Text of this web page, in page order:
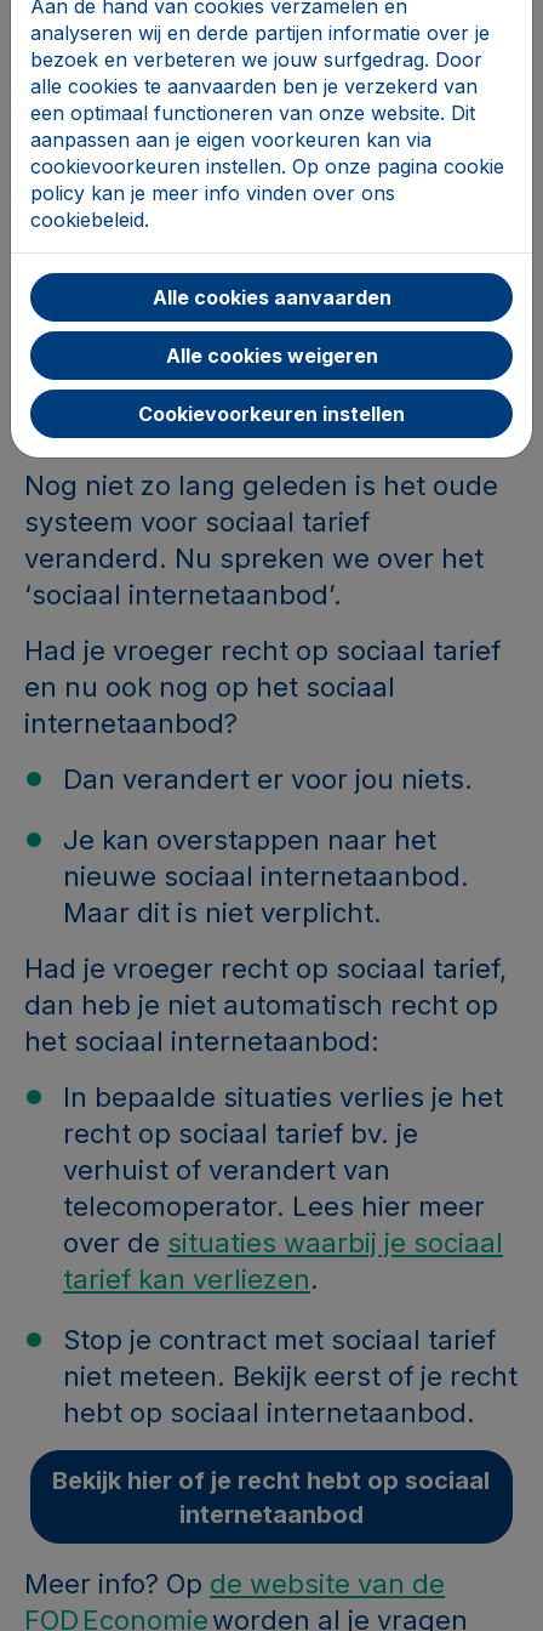
op verhoogde tegemoetkoming) of
arbeidsongeschiktheidsuitkering
geeft geen recht op het sociaal
internetaanbod.
Meer info? De FOD Economie heeft
een website ontworpen waar je kan
controleren of je in aanmerking komt
voor het sociaal internetaanbod
'Sociaal tarief telecom' is
nu 'sociaal
internetaanbod'
Nog niet zo lang geleden is het oude
systeem voor sociaal tarief
veranderd. Nu spreken we over het
‘sociaal internetaanbod’.
Had je vroeger recht op sociaal tarief
en nu ook nog op het sociaal
internetaanbod?
Dan verandert er voor jou niets.
Je kan overstappen naar het
nieuwe sociaal internetaanbod.
Maar dit is niet verplicht.
Had je vroeger recht op sociaal tarief,
dan heb je niet automatisch recht op
het sociaal internetaanbod:
In bepaalde situaties verlies je het
recht op sociaal tarief bv. je
verhuist of verandert van
telecomoperator. Lees hier meer
over de situaties waarbij je sociaal
tarief kan verliezen.
Stop je contract met sociaal tarief
niet meteen. Bekijk eerst of je recht
hebt op sociaal internetaanbod.
Bekijk hier of je recht hebt op sociaal
internetaanbod
Meer info? Op de website van de
FOD Economieworden al je vragen
Aan de hand van cookies verzamelen en
analyseren wij en derde partijen informatie over je
bezoek en verbeteren we jouw surfgedrag. Door
alle cookies te aanvaarden ben je verzekerd van
een optimaal functioneren van onze website. Dit
aanpassen aan je eigen voorkeuren kan via
cookievoorkeuren instellen. Op onze pagina cookie
policy kan je meer info vinden over ons
cookiebeleid.
Alle cookies aanvaarden
Alle cookies weigeren
Cookievoorkeuren instellen